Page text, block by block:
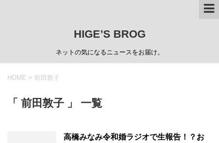
HIGE’S BROG
ネットの気になるニュースをお届け。
HOME > 前田敦子
「 前田敦子 」 一覧
高橋みなみ令和婚ラジオで生報告！？お